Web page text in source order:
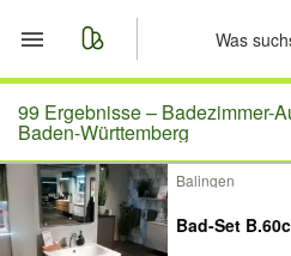
Start
Merkliste
Nachrichten
99 Ergebnisse – Badezimmer-
Baden-Württemberg
Balingen
Bad-Set